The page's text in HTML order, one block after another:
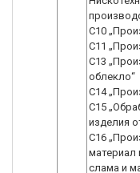
С10
С11
С13
облекло“
С14
С15
изделия
С16
материал
слама и